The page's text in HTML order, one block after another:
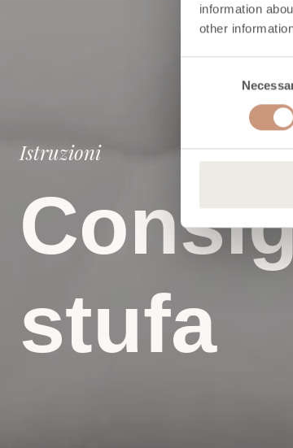
information
other
Istruzioni
stufa